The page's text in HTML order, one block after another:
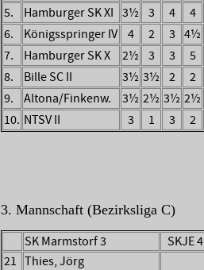
5.
Hamburger SK XI 3½ 3 4 4
6.
Königsspringer IV 4 2 3 4½
7.
Hamburger SK X 2½ 3 3 5
8.
Bille SC II 3½ 3½ 2 2
9.
Altona/Finkenw. 3½ 2½ 3½ 2½
10. NTSV II 3 1 3 2
3. Mannschaft (Bezirksliga C)
SK Marmstorf 3
SKJE 4
21 Thies, Jörg